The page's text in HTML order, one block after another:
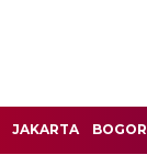
JAKARTA BOGOR